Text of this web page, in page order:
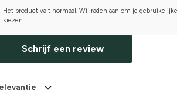
Het product valt normaal. Wij raden aan om je
kiezen.
Schrijf een review